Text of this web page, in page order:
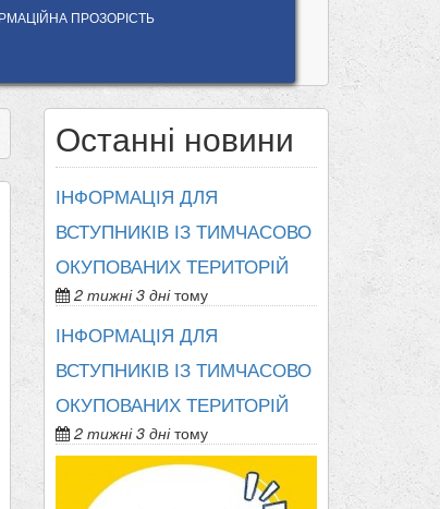
ПРОЗОРІСТЬ
Останні новини
ІНФОРМАЦІЯ ДЛЯ
ВСТУПНИКІВ ІЗ ТИМЧАСОВО
ОКУПОВАНИХ ТЕРИТОРІЙ
2 тижні 3 днітому
ІНФОРМАЦІЯ ДЛЯ
ВСТУПНИКІВ ІЗ ТИМЧАСОВО
ОКУПОВАНИХ ТЕРИТОРІЙ
2 тижні 3 днітому